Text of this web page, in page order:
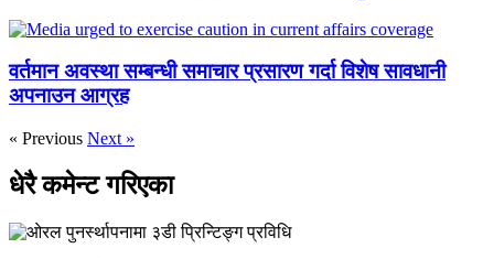
वर्तमान अवस्था सम्बन्धी समाचार प्रसारण गर्दा विशेष सावधानी
अपनाउन आग्रह
« Previous Next »
धेरै कमेन्ट गरिएका